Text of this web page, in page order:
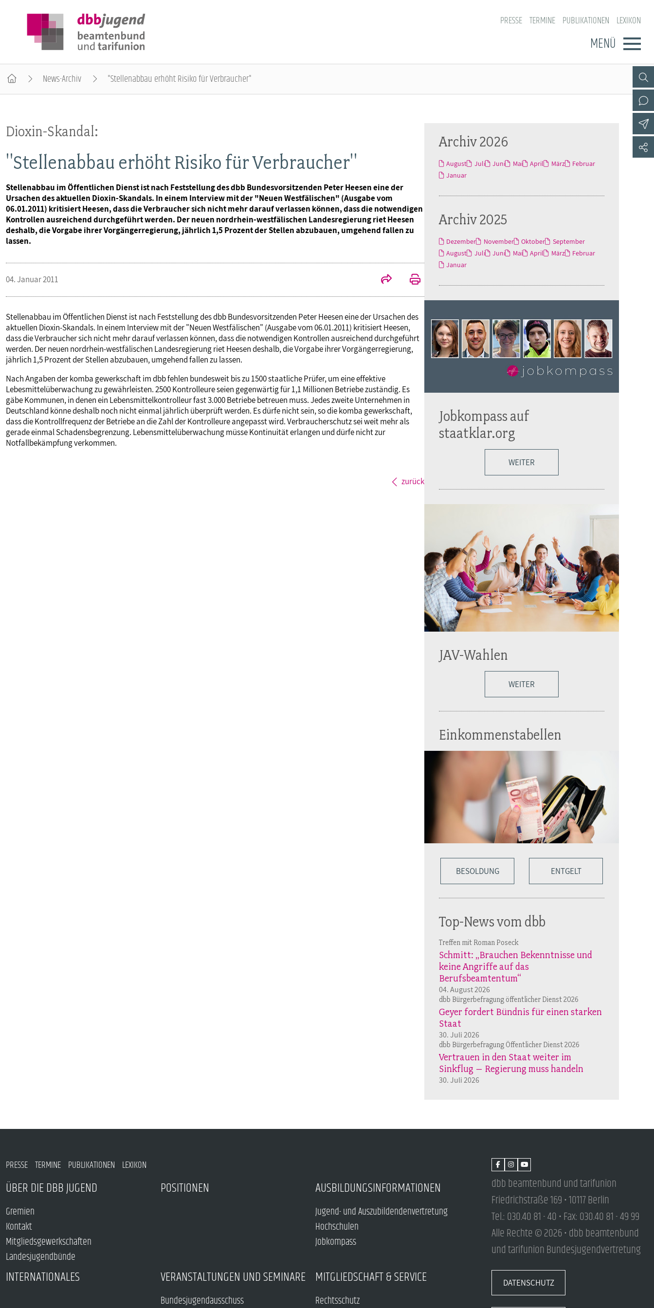
PRESSE TERMINE PUBLIKATIONEN LEXIKON
MENÜ
Kontakt
Mitgliedsgewerkschaften
Landesjugendbünde
POSITIONEN
AUSBILDUNGSINFORMATIONEN
Hochschulen
Jobkompass
INTERNATIONALES
VERANSTALTUNGEN UND SEMINARE
Bundesjugendausschuss
Bundesjugendtag
Ideencampus
MITGLIEDSCHAFT & SERVICE
Vorsorgewerk
Vorteilswelt
Akademie
Verlag
News-Archiv "Stellenabbau erhöht Risiko für Verbraucher"
Dioxin-Skandal:
"Stellenabbau erhöht Risiko für Verbraucher"
Stellenabbau im Öffentlichen Dienst ist nach Feststellung des dbb Bundesvorsitzenden Peter Heesen eine der
Ursachen des aktuellen Dioxin-Skandals. In einem Interview mit der "Neuen Westfälischen" (Ausgabe vom
06.01.2011) kritisiert Heesen, dass die Verbraucher sich nicht mehr darauf verlassen können, dass die notwendigen
Kontrollen ausreichend durchgeführt werden. Der neuen nordrhein-westfälischen Landesregierung riet Heesen
deshalb, die Vorgabe ihrer Vorgängerregierung, jährlich 1,5 Prozent der Stellen abzubauen, umgehend fallen zu
lassen.
04. Januar 2011
Stellenabbau im Öffentlichen Dienst ist nach Feststellung des dbb Bundesvorsitzenden Peter Heesen eine der Ursachen des
aktuellen Dioxin-Skandals. In einem Interview mit der "Neuen Westfälischen" (Ausgabe vom 06.01.2011) kritisiert Heesen,
dass die Verbraucher sich nicht mehr darauf verlassen können, dass die notwendigen Kontrollen ausreichend durchgeführt
werden. Der neuen nordrhein-westfälischen Landesregierung riet Heesen deshalb, die Vorgabe ihrer Vorgängerregierung,
jährlich 1,5 Prozent der Stellen abzubauen, umgehend fallen zu lassen.
Nach Angaben der komba gewerkschaft im dbb fehlen bundesweit bis zu 1500 staatliche Prüfer, um eine effektive
Lebesmittelüberwachung zu gewährleisten. 2500 Kontrolleure seien gegenwärtig für 1,1 Millionen Betriebe zuständig. Es
gäbe Kommunen, in denen ein Lebensmittelkontrolleur fast 3.000 Betriebe betreuen muss. Jedes zweite Unternehmen in
Deutschland könne deshalb noch nicht einmal jährlich überprüft werden. Es dürfe nicht sein, so die komba gewerkschaft,
dass die Kontrollfrequenz der Betriebe an die Zahl der Kontrolleure angepasst wird. Verbraucherschutz sei weit mehr als
gerade einmal Schadensbegrenzung. Lebensmittelüberwachung müsse Kontinuität erlangen und dürfe nicht zur
Notfallbekämpfung verkommen.
zurück
Archiv 2026
August Juli Juni Mai April März
Februar
Januar
Archiv 2025
Dezember November Oktober
September
August
Juli Juni Mai April März
Februar
Januar
Jobkompass auf
staatklar.org
WEITER
JAV-Wahlen
WEITER
Einkommenstabellen
BESOLDUNG ENTGELT
Top-News vom dbb
Treffen mit Roman Poseck
Schmitt: „Brauchen Bekenntnisse und
keine Angriffe auf das
Berufsbeamtentum“
04. August 2026
dbb Bürgerbefragung öffentlicher Dienst 2026
Geyer fordert Bündnis für einen starken
Staat
30. Juli 2026
dbb Bürgerbefragung Öffentlicher Dienst 2026
Vertrauen in den Staat weiter im
Sinkflug – Regierung muss handeln
30. Juli 2026
PRESSE TERMINE PUBLIKATIONEN LEXIKON
ÜBER DIE DBB JUGEND
Gremien
Kontakt
Mitgliedsgewerkschaften
Landesjugendbünde
POSITIONEN AUSBILDUNGSINFORMATIONEN
Jugend- und Auszubildendenvertretung
Hochschulen
Jobkompass
INTERNATIONALES VERANSTALTUNGEN UND SEMINARE
Bundesjugendausschuss
MITGLIEDSCHAFT & SERVICE
Rechtsschutz
dbb beamtenbund und tarifunion
Friedrichstraße 169 • 10117 Berlin
Tel.: 030.40 81 - 40 • Fax: 030.40 81 - 49 99
Alle Rechte © 2026 • dbb beamtenbund
und tarifunion Bundesjugendvertretung
DATENSCHUTZ